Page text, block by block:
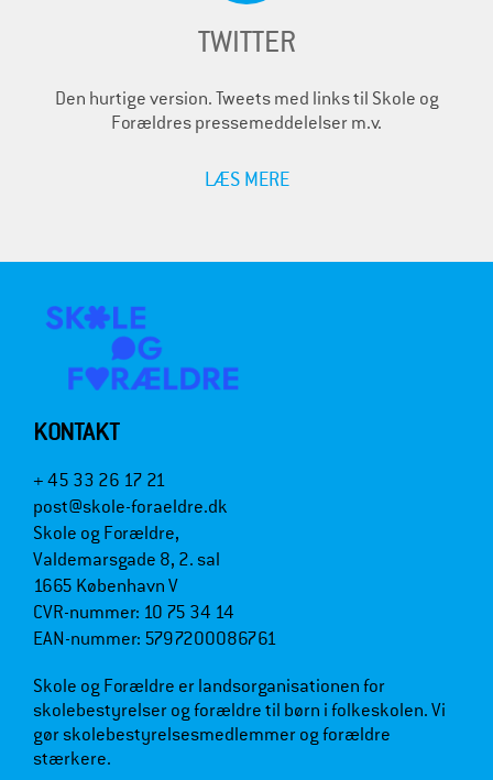
TWITTER
Den hurtige version. Tweets med links til Skole og
Forældres pressemeddelelser m.v.
LÆS MERE
KONTAKT
+ 45 33 26 17 21
post@skole-foraeldre.dk
Skole og Forældre,
Valdemarsgade 8, 2. sal
1665 København V
CVR-nummer: 10 75 34 14
EAN-nummer: 5797200086761
Skole og Forældre er landsorganisationen for
skolebestyrelser og forældre til børn i folkeskolen. Vi
gør skolebestyrelsesmedlemmer og forældre
stærkere.